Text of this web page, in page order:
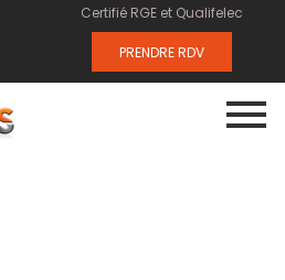
Certifié RGE et Qualifelec
PRENDRE RDV